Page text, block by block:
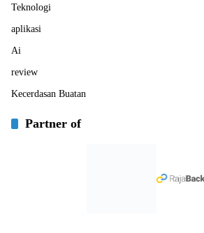
Teknologi
aplikasi
Ai
review
Kecerdasan Buatan
Partner of